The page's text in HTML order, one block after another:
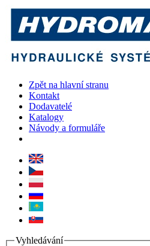
Zpět na hlavní stranu
Kontakt
Dodavatelé
Katalogy
Návody a formuláře
Vyhledávání